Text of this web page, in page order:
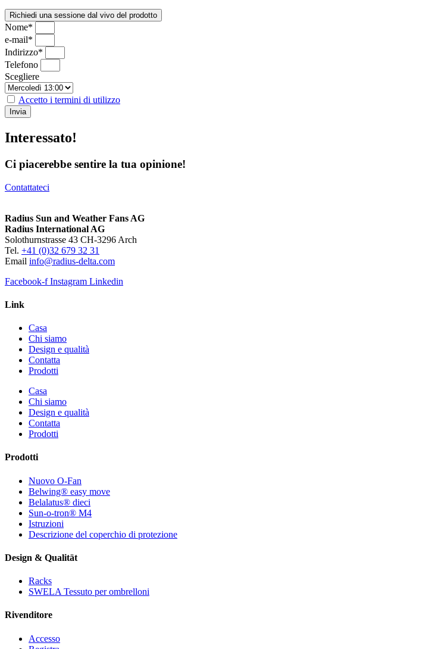
Richiedi una sessione dal vivo del prodotto
Nome*
e-mail*
Indirizzo*
Telefono
Scegliere
Accetto i termini di utilizzo
Invia
Interessato!
Ci piacerebbe sentire la tua opinione!
Contattateci
Radius Sun and Weather Fans AG
Radius International AG
Solothurnstrasse 43 CH-3296 Arch
Tel. +41 (0)32 679 32 31
Email info@radius-delta.com
Facebook-f Instagram Linkedin
Link
Casa
Chi siamo
Design e qualità
Contatta
Prodotti
Casa
Chi siamo
Design e qualità
Contatta
Prodotti
Prodotti
Nuovo O-Fan
Belwing® easy move
Belalatus® dieci
Sun-o-tron® M4
Istruzioni
Descrizione del coperchio di protezione
Design & Qualität
Racks
SWELA Tessuto per ombrelloni
Rivenditore
Accesso